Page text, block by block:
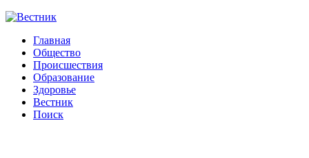
Главная
Общество
Происшествия
Образование
Здоровье
Вестник
Поиск